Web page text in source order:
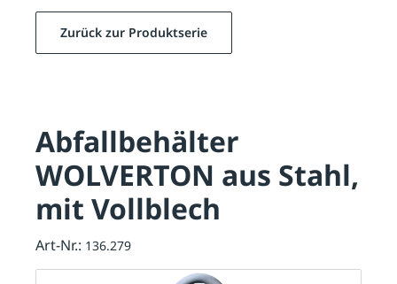
Zurück zur Produktserie
Abfallbehälter
WOLVERTON aus Stahl,
mit Vollblech
Art-Nr.: 136.279